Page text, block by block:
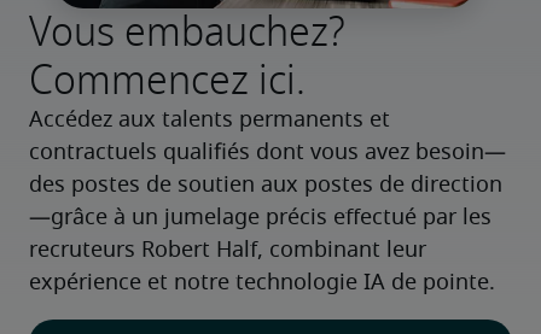
Vous embauchez?
Commencez ici.
Accédez aux talents permanents et
contractuels qualifiés dont vous avez besoin—
des postes de soutien aux postes de direction
—grâce à un jumelage précis effectué par les
recruteurs Robert Half, combinant leur
expérience et notre technologie IA de pointe.